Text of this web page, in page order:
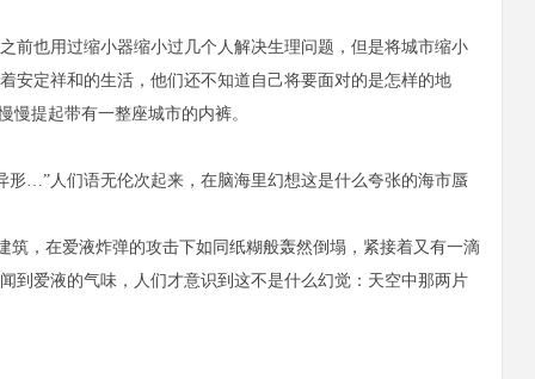
也用过缩小器缩小过几个人解决生理问题，但是将城市缩小
安定祥和的生活，他们还不知道自己将要面对的是怎样的地
提起带有一整座城市的内裤。
…”人们语无伦次起来，在脑海里幻想这是什么夸张的海市蜃
，在爱液炸弹的攻击下如同纸糊般轰然倒塌，紧接着又有一滴
到爱液的气味，人们才意识到这不是什么幻觉：天空中那两片